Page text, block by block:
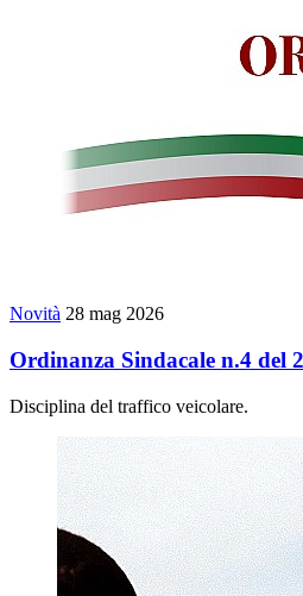
Novità 28 mag 2026
Ordinanza Sindacale n.4 del
Disciplina del traffico veicolare.